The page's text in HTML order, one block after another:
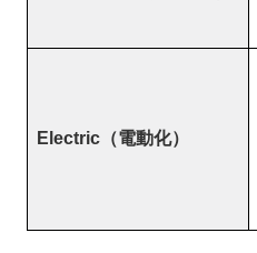
Electric（電動化）